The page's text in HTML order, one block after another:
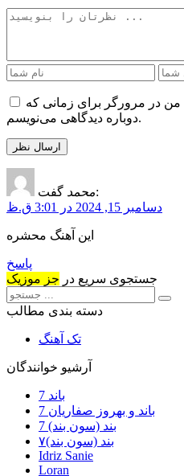
من در مرورگر برای زمانی که
دوباره دیدگاهی می‌نویسم.
محمدگفت:
دسامبر 15, 2024 در 3:01 ق.ظ
این آهنگ محشره
پاسخ
جستجوی سریع در جز موزیک
دسته بندی مطالب
تک آهنگ
آرشیو خوانندگان
7 باند
7 باند و بهروز صفاریان
7 بند (سون بند)
۷بند (سون بند)
Idriz Sanie
Loran